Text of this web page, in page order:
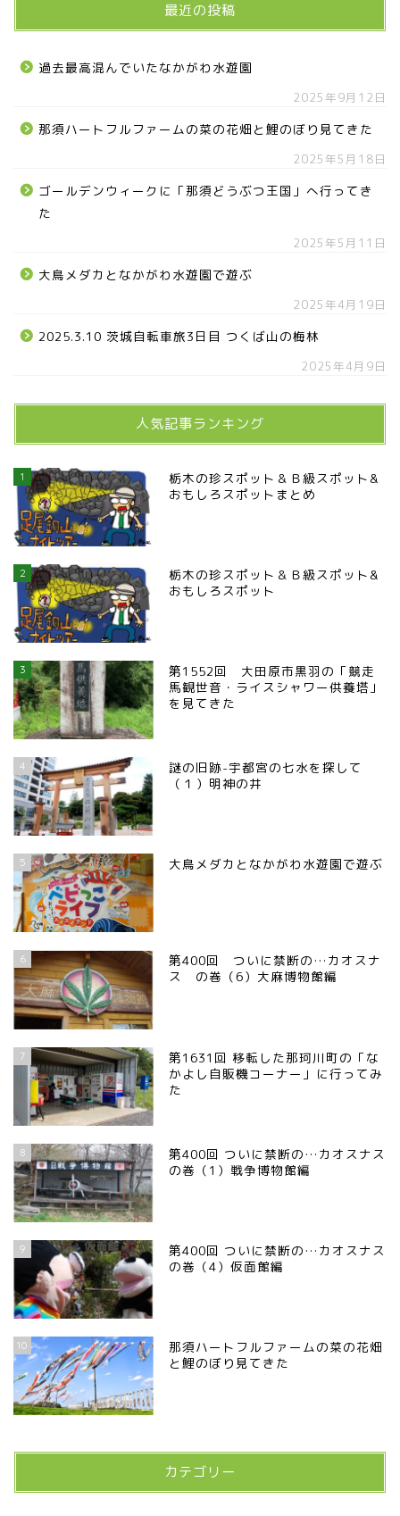
最近の投稿
過去最高混んでいたなかがわ水遊園
2025年9月12日
那須ハートフルファームの菜の花畑と鯉のぼり見てきた
2025年5月18日
ゴールデンウィークに「那須どうぶつ王国」へ行ってき
た
2025年5月11日
大鳥メダカとなかがわ水遊園で遊ぶ
2025年4月19日
2025.3.10 茨城自転車旅3日目 つくば山の梅林
2025年4月9日
人気記事ランキング
1
栃木の珍スポット＆Ｂ級スポット&
おもしろスポットまとめ
2
栃木の珍スポット＆Ｂ級スポット&
おもしろスポット
3
第1552回 大田原市黒羽の「競走
馬観世音・ライスシャワー供養塔」
を見てきた
4
謎の旧跡-宇都宮の七水を探して
（１）明神の井
5 大鳥メダカとなかがわ水遊園で遊ぶ
6
第400回 ついに禁断の…カオスナ
ス の巻（6）大麻博物館編
7
第1631回 移転した那珂川町の「な
かよし自販機コーナー」に行ってみ
た
8
第400回 ついに禁断の…カオスナス
の巻（1）戦争博物館編
9
第400回 ついに禁断の…カオスナス
の巻（4）仮面館編
10
那須ハートフルファームの菜の花畑
と鯉のぼり見てきた
カテゴリー